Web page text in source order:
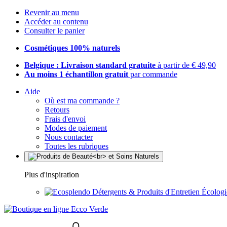
Revenir au menu
Accéder au contenu
Consulter le panier
Cosmétiques 100% naturels
Belgique : Livraison standard gratuite à partir de € 49,90
Au moins 1 échantillon gratuit par commande
Aide
Où est ma commande ?
Retours
Frais d'envoi
Modes de paiement
Nous contacter
Toutes les rubriques
Plus d'inspiration
Détergents & Produits d'Entretien